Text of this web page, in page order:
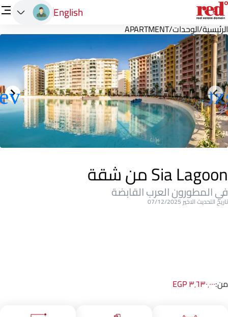
English
الرئيسية/الوحدات/
APARTMENT
Sia Lagoon من شقة
في المطورون العرب القابضة
تاريخ التحديث الاخير 07/12/2025
من:٣٬٦٣٠٬٠٠٠ EGP